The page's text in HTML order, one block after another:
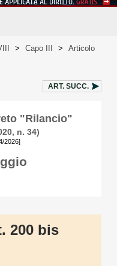
> Capo III >
Articolo
ART. SUCC.
"Rilancio"
n. 34)
2026]
200 bis